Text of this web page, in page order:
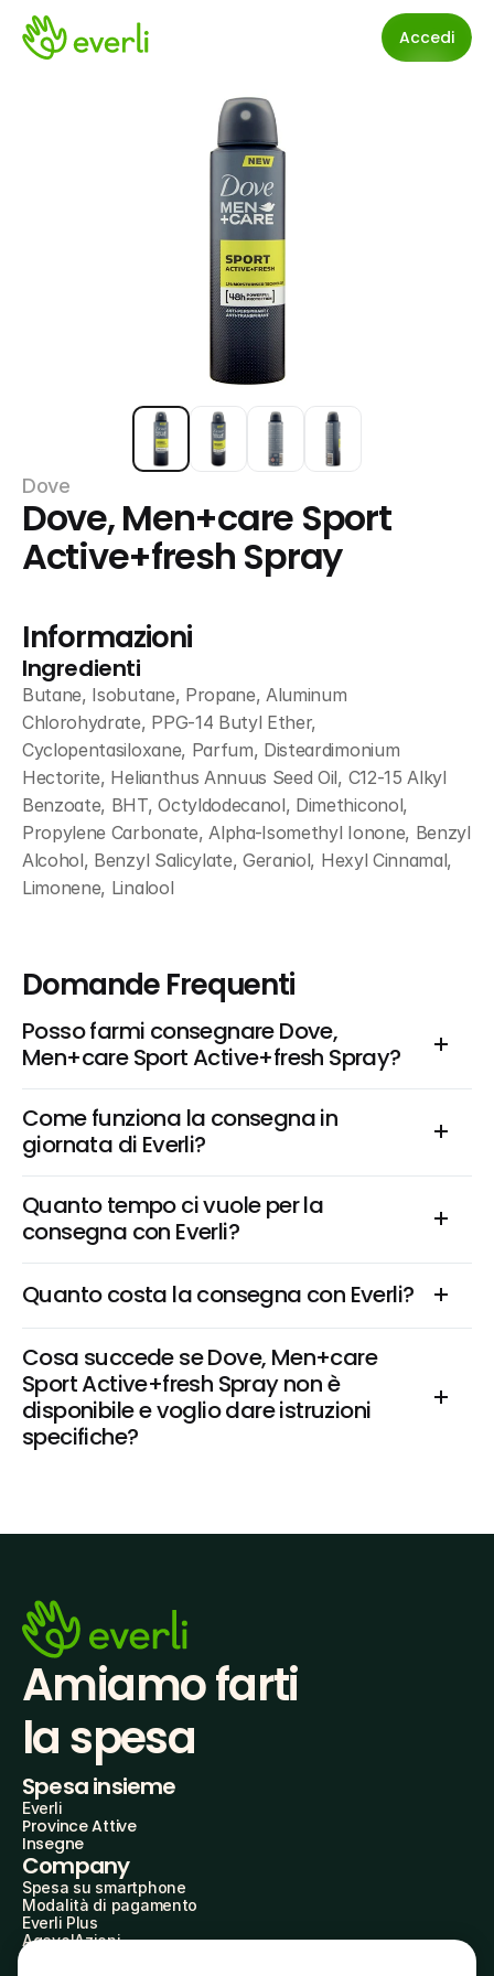
Accedi
Dove
Dove, Men+care Sport
Active+fresh Spray
Informazioni
Ingredienti
Butane, Isobutane, Propane, Aluminum
Chlorohydrate, PPG-14 Butyl Ether,
Cyclopentasiloxane, Parfum, Disteardimonium
Hectorite, Helianthus Annuus Seed Oil, C12-15 Alkyl
Benzoate, BHT, Octyldodecanol, Dimethiconol,
Propylene Carbonate, Alpha-Isomethyl Ionone, Benzyl
Alcohol, Benzyl Salicylate, Geraniol, Hexyl Cinnamal,
Limonene, Linalool
Domande Frequenti
Posso farmi consegnare Dove,
Men+care Sport Active+fresh Spray?
Come funziona la consegna in
giornata di Everli?
Quanto tempo ci vuole per la
consegna con Everli?
Quanto costa la consegna con Everli?
Cosa succede se Dove, Men+care
Sport Active+fresh Spray non è
disponibile e voglio dare istruzioni
specifiche?
Amiamo farti
la spesa
Spesa insieme
Everli
Province Attive
Insegne
Company
Spesa su smartphone
Modalità di pagamento
Everli Plus
AgevolAzioni